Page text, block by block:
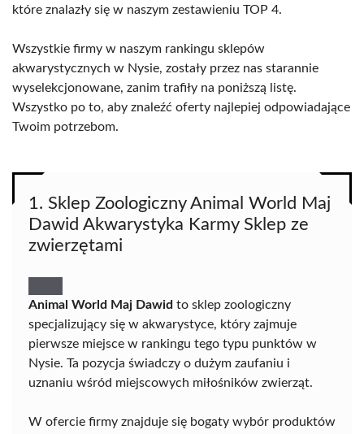
które znalazły się w naszym zestawieniu TOP 4.
Wszystkie firmy w naszym rankingu sklepów
akwarystycznych w Nysie, zostały przez nas starannie
wyselekcjonowane, zanim trafiły na poniższą listę.
Wszystko po to, aby znaleźć oferty najlepiej odpowiadające
Twoim potrzebom.
1. Sklep Zoologiczny Animal World Maj
Dawid Akwarystyka Karmy Sklep ze
zwierzętami
Animal World Maj Dawid to sklep zoologiczny
specjalizujący się w akwarystyce, który zajmuje
pierwsze miejsce w rankingu tego typu punktów w
Nysie. Ta pozycja świadczy o dużym zaufaniu i
uznaniu wśród miejscowych miłośników zwierząt.
W ofercie firmy znajduje się bogaty wybór produktów